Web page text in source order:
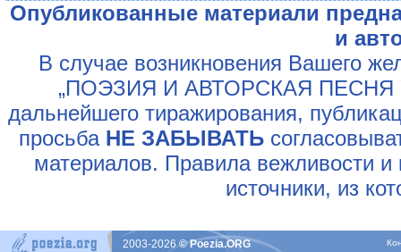
Опубликованные материали
и
В случае возникновения Вашего
„ПОЭЗИЯ И АВТОРСКАЯ ПЕСНЯ
дальнейшего тиражирования,
просьба НЕ ЗАБЫВАТЬ
материалов. Правила вежливости и
источники, из
2003-2026© Poezia.ORG